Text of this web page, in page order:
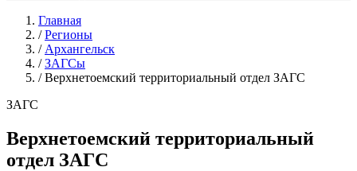
Главная
/ Регионы
/ Архангельск
/ ЗАГСы
/ Верхнетоемский территориальный отдел ЗАГС
ЗАГС
Верхнетоемский территориальный
отдел ЗАГС